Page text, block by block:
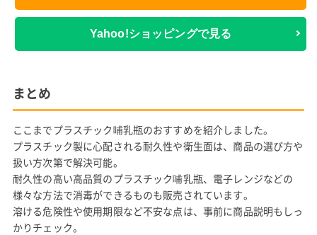
Yahoo!ショッピングで見る
まとめ
ここまでプラスチック哺乳瓶のおすすめを紹介しました。
プラスチック製に心配される耐久性や衛生面は、商品の選び方や
扱い方次第で解決可能。
耐久性の高い高品質のプラスチック哺乳瓶、電子レンジなどの
様々な方法で消毒ができるものも販売されています。
溶ける危険性や使用期限など不安な点は、事前に商品説明もしっ
かりチェック。